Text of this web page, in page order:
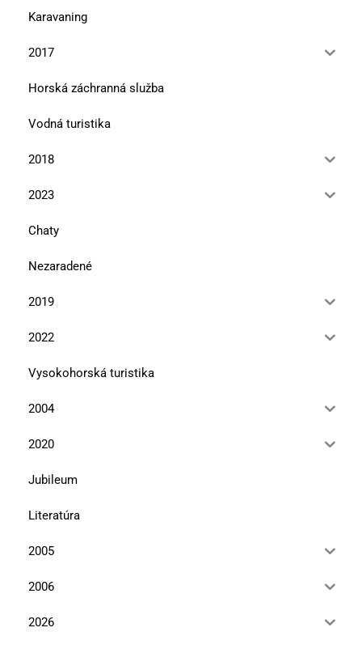
Karavaning
2017
Horská záchranná služba
Vodná turistika
2018
2023
Chaty
Nezaradené
2019
2022
Vysokohorská turistika
2004
2020
Jubileum
Literatúra
2005
2006
2026